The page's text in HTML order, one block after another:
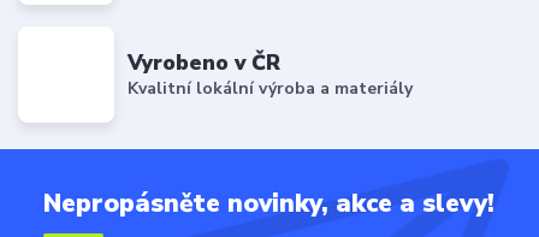
Vyrobeno v ČR
Kvalitní lokální výroba a materiály
Nepropásněte novinky, akce a slevy!